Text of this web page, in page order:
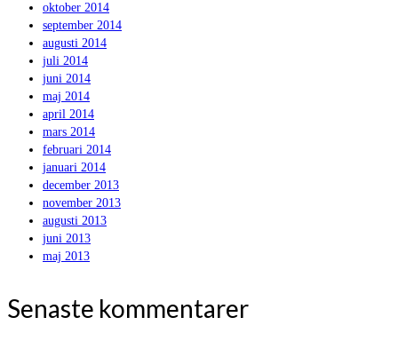
oktober 2014
september 2014
augusti 2014
juli 2014
juni 2014
maj 2014
april 2014
mars 2014
februari 2014
januari 2014
december 2013
november 2013
augusti 2013
juni 2013
maj 2013
Senaste kommentarer